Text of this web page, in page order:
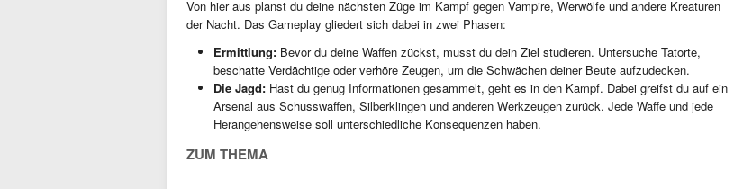
Von hier aus planst du deine nächsten Züge im Kampf gegen Vampire, Werwölfe und andere Kreaturen
der Nacht. Das Gameplay gliedert sich dabei in zwei Phasen:
Ermittlung: Bevor du deine Waffen zückst, musst du dein Ziel studieren. Untersuche Tatorte,
beschatte Verdächtige oder verhöre Zeugen, um die Schwächen deiner Beute aufzudecken.
Die Jagd: Hast du genug Informationen gesammelt, geht es in den Kampf. Dabei greifst du auf ein
Arsenal aus Schusswaffen, Silberklingen und anderen Werkzeugen zurück. Jede Waffe und jede
Herangehensweise soll unterschiedliche Konsequenzen haben.
ZUM THEMA